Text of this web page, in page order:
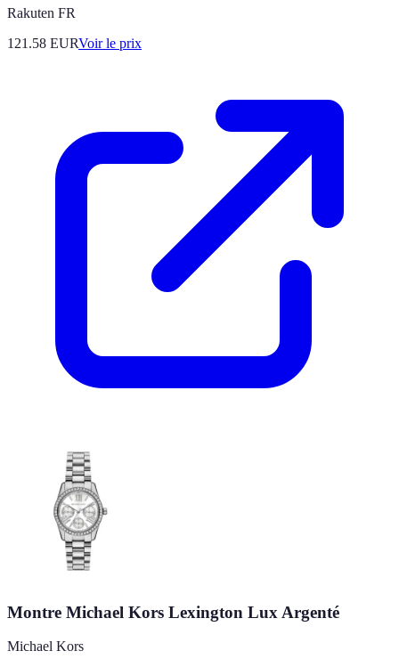
Rakuten FR
121.58 EURVoir le prix
Montre Michael Kors Lexington Lux Argenté
Michael Kors